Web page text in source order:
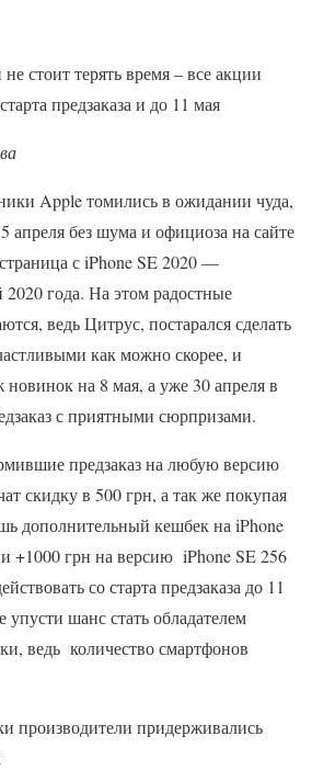
стоит терять время – все акции
предзаказа и до 11 мая
Apple томились в ожидании чуда,
без шума и официоза на сайте
с iPhone SE 2020 —
года. На этом радостные
ведь Цитрус, постарался сделать
как можно скорее, и
новинок на 8 мая, а уже 30 апреля в
с приятными сюрпризами.
предзаказ на любую версию
скидку в 500 грн, а так же покупая
дополнительный кешбек на iPhone
+1000 грн на версию iPhone SE 256
со старта предзаказа до 11
шанс стать обладателем
ведь количество смартфонов
производители придерживались